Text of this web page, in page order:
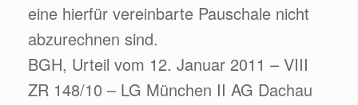
eine hierfür vereinbarte Pauschale nicht
abzurechnen sind.
BGH, Urteil vom 12. Januar 2011 – VIII
ZR 148/10 – LG München II AG Dachau